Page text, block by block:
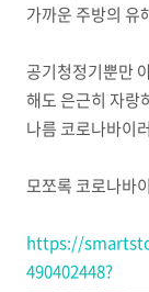
가까운 주방의 유
공기청정기뿐만
해도 은근히 자랑
나름 코로나바이
모쪼록 코로나바
https://
490402448?